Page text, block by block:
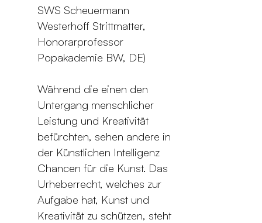
SWS Scheuermann
Westerhoff Strittmatter,
Honorarprofessor
Popakademie BW, DE)
Während die einen den
Untergang menschlicher
Leistung und Kreativität
befürchten, sehen andere in
der Künstlichen Intelligenz
Chancen für die Kunst. Das
Urheberrecht, welches zur
Aufgabe hat, Kunst und
Kreativität zu schützen, steht